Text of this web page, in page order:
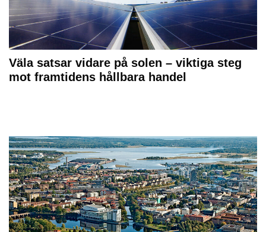
Väla satsar vidare på solen – viktiga steg
mot framtidens hållbara handel